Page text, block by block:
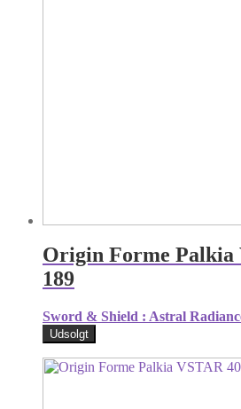
Origin Forme Palkia
189
Sword & Shield : Astral
Udsolgt